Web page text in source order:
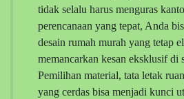
tidak selalu harus menguras
perencanaan yang tepat, Anda
desain rumah murah yang tetap
memancarkan kesan eksklusif di
Pemilihan material, tata letak
yang cerdas bisa menjadi kunci